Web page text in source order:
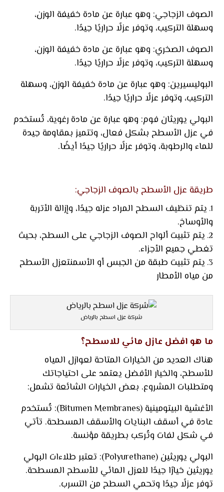
الصوف الزجاجي: وهو عبارة عن مادة خفيفة الوزن،
وسهلة التركيب، وتوفر عزلًا حراريًا جيدًا.
الصوف الصخري: وهو عبارة عن مادة خفيفة الوزن،
وسهلة التركيب، وتوفر عزلًا حراريًا جيدًا.
البوليسيرين: وهو عبارة عن مادة خفيفة الوزن، وسهلة
التركيب، وتوفر عزلًا حراريًا جيدًا.
البولي يوريثان فوم: وهو عبارة عن مادة رغوية، تُستخدم
في عزل الأسطح بشكل فعال، وتتميز بمقاومة جيدة
للماء والرطوبة، وتوفر عزلًا حراريًا جيدًا أيضًا.
طريقة عزل الأسطح بالصوف الزجاجي:
يتم تنظيف السطح المراد عزله جيدًا، وإزالة الأتربة
والأوساخ.
يتم تثبيت ألواح الصوف الزجاجي على السطح، بحيث
تغطي جميع الأجزاء.
يتم تثبيت طبقة من الجبس أو الأسمنتعزل الأسطح
من مياه الأمطار
شركة عزل اسطح بالرياض
ما هو افضل عازل مائي للاسطح؟
هناك العديد من الخيارات المتاحة لعوازل المياه
للأسطح، والخيار الأفضل يعتمد على احتياجاتك
ومتطلبات المشروع. بعض الخيارات الشائعة تشمل:
الأغشية البيتومينية (Bitumen Membranes): تُستخدم
عادة في أسقف البنايات والأسقف المسطحة. تأتي
في شكل لفات وتُركب بطريقة مؤنسة.
البولي يوريثين (Polyurethane): تعتبر طلاءات البولي
يوريثين خيارًا جيدًا للعزل المائي للأسطح المسطحة.
توفر عزلًا جيدًا وتحمي السطح من التسرب.